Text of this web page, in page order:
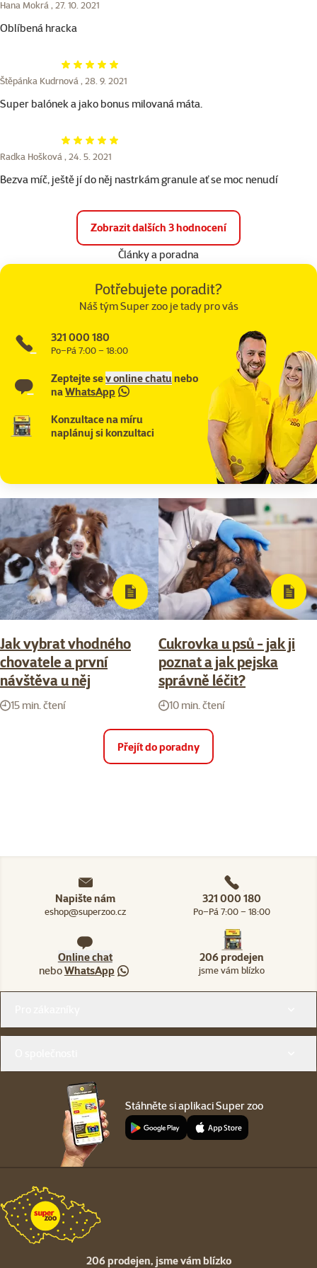
Hana Mokrá , 27. 10. 2021
Oblíbená hracka
Hodnocení 100%
Štěpánka Kudrnová , 28. 9. 2021
Super balónek a jako bonus milovaná máta.
Hodnocení 100%
Radka Hošková , 24. 5. 2021
Bezva míč, ještě jí do něj nastrkám granule ať se moc nenudí
Zobrazit dalších 3 hodnocení
Články a poradna
Potřebujete poradit?
Náš tým Super zoo je tady pro vás
321 000 180
Po–Pá 7:00 – 18:00
Zeptejte sev online chatunebo
naWhatsApp
Konzultace na míru
naplánuj si konzultaci
Jak vybrat vhodného
chovatele a první
návštěva u něj
15 min. čtení
Cukrovka u psů - jak ji
poznat a jak pejska
správně léčit?
10 min. čtení
Přejít do poradny
Napište nám
eshop@superzoo.cz
321 000 180
Po–Pá 7:00 – 18:00
Online chat
neboWhatsApp
206 prodejen
jsme vám blízko
Stáhněte si aplikaci Super zoo
206 prodejen, jsme vám blízko